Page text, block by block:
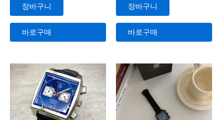
로
가
장바구니
바로구매
로
가
장바구니
바로구매